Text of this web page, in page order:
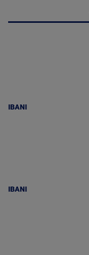
IBANI
IBANI